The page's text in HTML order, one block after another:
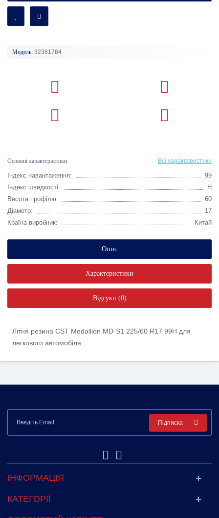
Модель: 32381784
Основні характеристики Всі характеристики
Індекс навантаження:
99
Індекс швидкості:
H
Висота профілю:
60
Діаметр:
17
Країна виробник:
Китай
Опис
Характеристики
Відгуки (0)
Літня резина CST Medallion MD-S1 225/60 R17 99H для
легкового автомобіля
Підписка
ІНФОРМАЦІЯ
КАТЕГОРІЇ